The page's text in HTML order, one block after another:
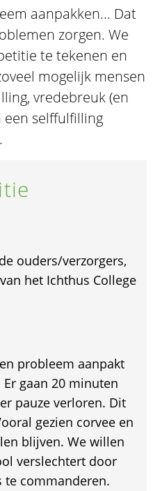
aanpakken... Dat
zorgen. We
te tekenen en
mogelijk mensen
vredebreuk (en
een selffulfilling
ouders/verzorgers,
het Ichthus College
probleem aanpakt
gaan 20 minuten
pauze verloren. Dit
gezien corvee en
blijven. We willen
verslechtert door
te commanderen.